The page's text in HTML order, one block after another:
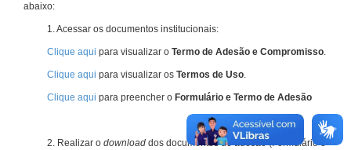
abaixo:
1. Acessar os documentos institucionais:
Clique aqui para visualizar o Termo de Adesão e Compromisso.
Clique aqui para visualizar os Termos de Uso.
Clique aqui para preencher o Formulário e Termo de Adesão
2. Realizar o download dos documentos de adesão (Formulário e